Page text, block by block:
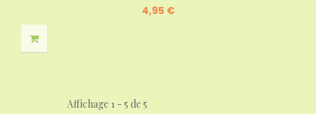
4,95 €
Affichage 1 - 5 de 5